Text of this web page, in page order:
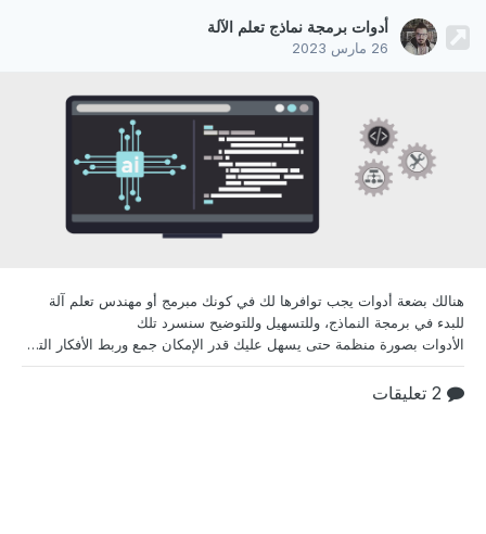
أدوات برمجة نماذج تعلم الآلة
26 مارس 2023
هنالك بضعة أدوات يجب توافرها لك في كونك مبرمج أو مهندس تعلم آلة
للبدء في برمجة النماذج، وللتسهيل وللتوضيح سنسرد تلك
الأدوات بصورة منظمة حتى يسهل عليك قدر الإمكان جمع وربط الأفكار التي قد تكون مشتتة ومشوشة في عقلك أثناء القراءة في موضوع مثل تعلم الآلة. تتوافر أمور عدة في كل مجال من مجالات صناعة البرمجيات للبدء في العمل، فصناعة برامج الإنترنت تتطلب بدورها وبصورة ضرورية لغة لهيكلة الصفحات هي HTML ولغة لتنسيقها هي CSS ولغة لبرمجة الأنظمة الخلفية مثل لغة PHP أو Python، وبصورة اختيارية لغة تفاعلي